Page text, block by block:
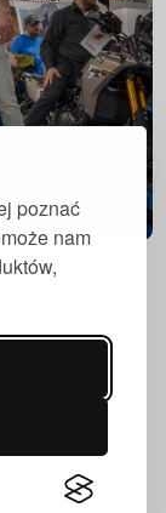
poznać
nam